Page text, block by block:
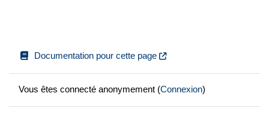
Documentation pour cette page
Vous êtes connecté anonymement (Connexion)